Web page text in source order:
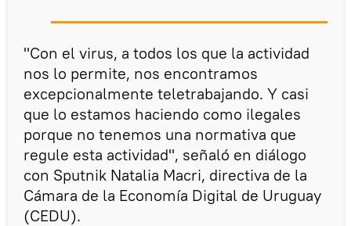
"Con el virus, a todos los que la actividad
nos lo permite, nos encontramos
excepcionalmente teletrabajando. Y casi
que lo estamos haciendo como ilegales
porque no tenemos una normativa que
regule esta actividad", señaló en diálogo
con Sputnik Natalia Macri, directiva de la
Cámara de la Economía Digital de Uruguay
(CEDU).